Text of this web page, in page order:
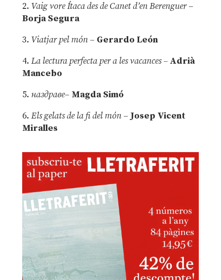
2. Vaig vore Ítaca des de Canet d’en Berenguer–
Borja Segura
3. Viatjar pel món – Gerardo León
4. La lectura perfecta per a les vacances –Adrià
Mancebo
5. наздраве– Magda Simó
6. Els gelats de la fi del món – Josep Vicent
Miralles